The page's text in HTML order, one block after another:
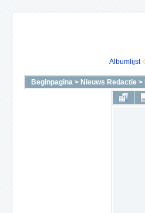
Albumlijst
Beginpagina > Nieuws Redactie >